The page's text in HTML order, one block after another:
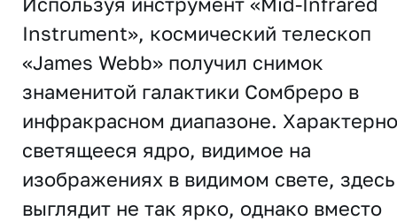
Instrument», космический телескоп
«James Webb» получил снимок
знаменитой галактики Сомбреро в
инфракрасном диапазоне.
светящееся ядро, видимое на
изображениях в видимом свете, здесь
выглядит не так ярко, однако вместо